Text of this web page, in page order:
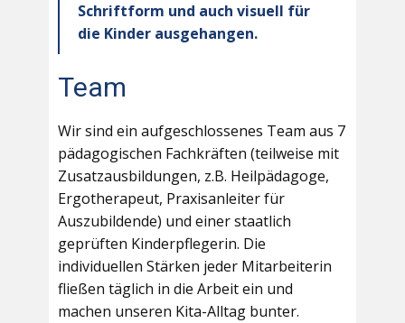
Schriftform und auch visuell für
die Kinder ausgehangen.
Team
Wir sind ein aufgeschlossenes Team aus 7
pädagogischen Fachkräften (teilweise mit
Zusatzausbildungen, z.B. Heilpädagoge,
Ergotherapeut, Praxisanleiter für
Auszubildende) und einer staatlich
geprüften Kinderpflegerin. Die
individuellen Stärken jeder Mitarbeiterin
fließen täglich in die Arbeit ein und
machen unseren Kita-Alltag bunter.